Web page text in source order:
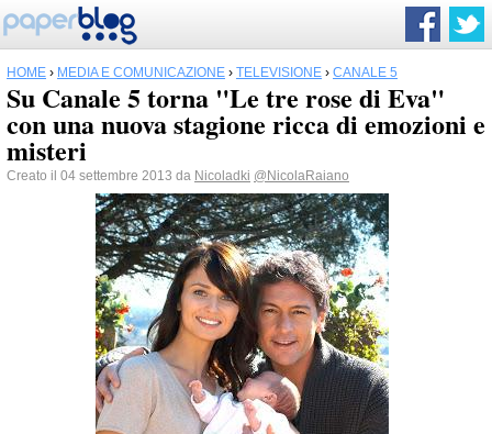
HOME › MEDIA E COMUNICAZIONE › TELEVISIONE › CANALE 5
Su Canale 5 torna "Le tre rose di Eva"
con una nuova stagione ricca di emozioni e
misteri
Creato il 04 settembre 2013 da Nicoladki @NicolaRaiano